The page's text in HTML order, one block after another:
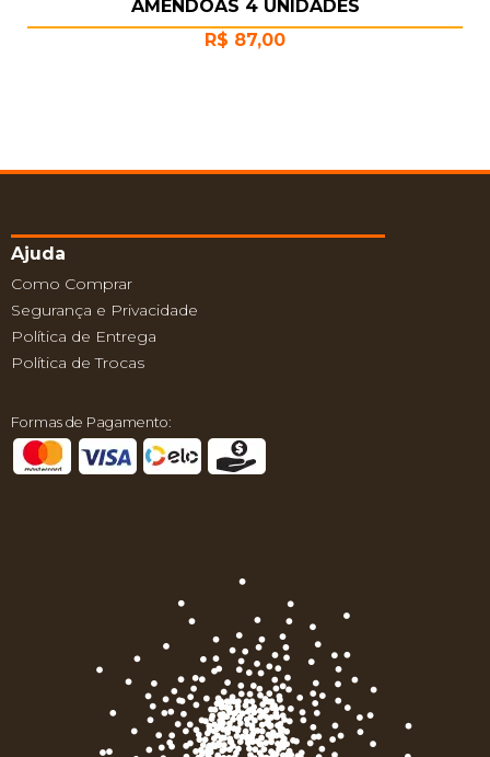
AMÊNDOAS 4 UNIDADES
R$ 87,00
Ajuda
Como Comprar
Segurança e Privacidade
Política de Entrega
Política de Trocas
Formas de Pagamento: